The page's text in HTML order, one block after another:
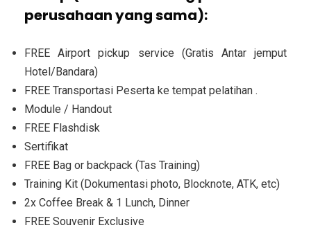
perusahaan yang sama):
FREE Airport pickup service (Gratis Antar jemput
Hotel/Bandara)
FREE Transportasi Peserta ke tempat pelatihan .
Module / Handout
FREE Flashdisk
Sertifikat
FREE Bag or backpack (Tas Training)
Training Kit (Dokumentasi photo, Blocknote, ATK, etc)
2x Coffee Break & 1 Lunch, Dinner
FREE Souvenir Exclusive